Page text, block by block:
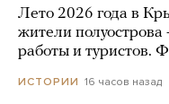
Лето 2026 года в
жители полуострова
работы и туристов.
ИСТОРИИ 16 часов назад